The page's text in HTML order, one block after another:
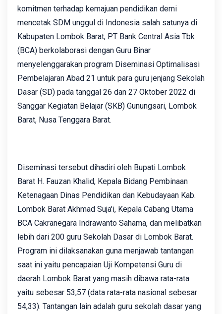
komitmen terhadap kemajuan pendidikan demi
mencetak SDM unggul di Indonesia salah satunya di
Kabupaten Lombok Barat, PT Bank Central Asia Tbk
(BCA) berkolaborasi dengan Guru Binar
menyelenggarakan program Diseminasi Optimalisasi
Pembelajaran Abad 21 untuk para guru jenjang Sekolah
Dasar (SD) pada tanggal 26 dan 27 Oktober 2022 di
Sanggar Kegiatan Belajar (SKB) Gunungsari, Lombok
Barat, Nusa Tenggara Barat.
Diseminasi tersebut dihadiri oleh Bupati Lombok
Barat H. Fauzan Khalid, Kepala Bidang Pembinaan
Ketenagaan Dinas Pendidikan dan Kebudayaan Kab.
Lombok Barat Akhmad Suja'i, Kepala Cabang Utama
BCA Cakranegara Indrawanto Sahama, dan melibatkan
lebih dari 200 guru Sekolah Dasar di Lombok Barat.
Program ini dilaksanakan guna menjawab tantangan
saat ini yaitu pencapaian Uji Kompetensi Guru di
daerah Lombok Barat yang masih dibawa rata-rata
yaitu sebesar 53,57 (data rata-rata nasional sebesar
54,33). Tantangan lain adalah guru sekolah dasar yang